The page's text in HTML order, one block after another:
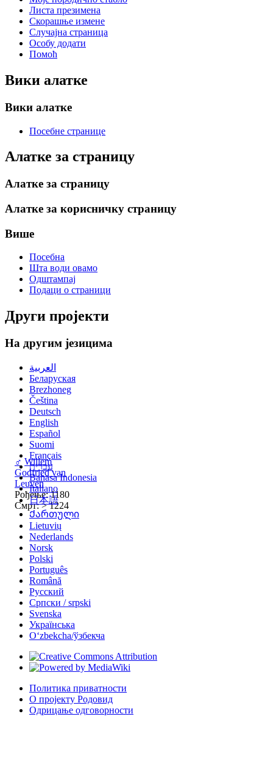
♂ Willem
Godfried van
Leuven
Рођење: 1180
Смрт: > 1224
Листа презимена
Скорашње измене
Случајна страница
Особу додати
Помоћ
Вики алатке
Вики алатке
Посебне странице
Алатке за страницу
Алатке за страницу
Алатке за корисничку страницу
Више
Посебна
Шта води овамо
Одштампај
Подаци о страници
Други пројекти
На другим језицима
العربية
Беларуская
Brezhoneg
Čeština
Deutsch
English
Español
Suomi
Français
עברית
Bahasa Indonesia
Italiano
日本語
Ქართული
Lietuvių
Nederlands
Norsk
Polski
Português
Română
Русский
Српски / srpski
Svenska
Українська
Oʻzbekcha/ўзбекча
Политика приватности
О пројекту Родовид
Одрицање одговорности